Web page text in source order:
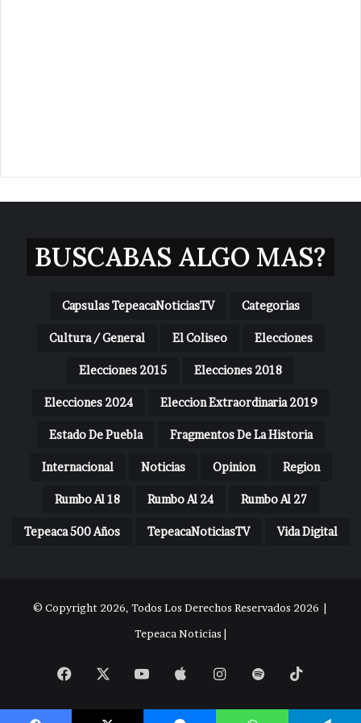
BUSCABAS ALGO MAS?
Capsulas TepeacaNoticiasTV Categorias
Cultura / General El Coliseo Elecciones
Elecciones 2015 Elecciones 2018
Elecciones 2024 Eleccion Extraordinaria 2019
Estado De Puebla Fragmentos De La Historia
Internacional Noticias Opinion Region
Rumbo Al 18 Rumbo Al 24 Rumbo Al 27
Tepeaca 500 Años TepeacaNoticiasTV Vida Digital
© Copyright 2026, Todos Los Derechos Reservados 2026 |
Tepeaca Noticias |
Facebook YouTubeAppleInstagram
Spotify